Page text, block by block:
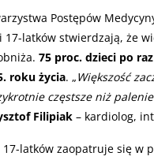
Postępów
17-latków stwierdzają, że
75 proc. dzieci po
roku życia. „Większość
częstsze niż
Filipiak – kardiolog,
latków zaopatruje się w